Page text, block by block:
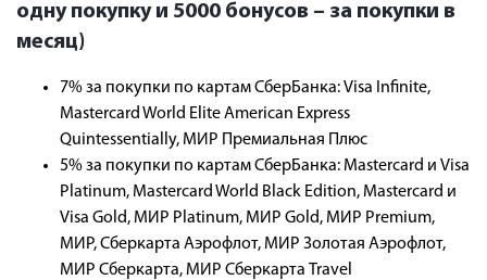
одну покупку и 5000 бонусов – за покупки в
месяц)
7% за покупки по картам СберБанка: Visa Infinite,
Mastercard World Elite American Express
Quintessentially, МИР Премиальная Плюс
5% за покупки по картам СберБанка: Mastercard и Visa
Platinum, Mastercard World Black Edition, Mastercard и
Visa Gold, МИР Platinum, МИР Gold, МИР Premium,
МИР, Сберкарта Аэрофлот, МИР Золотая Аэрофлот,
МИР Сберкарта, МИР Сберкарта Travel